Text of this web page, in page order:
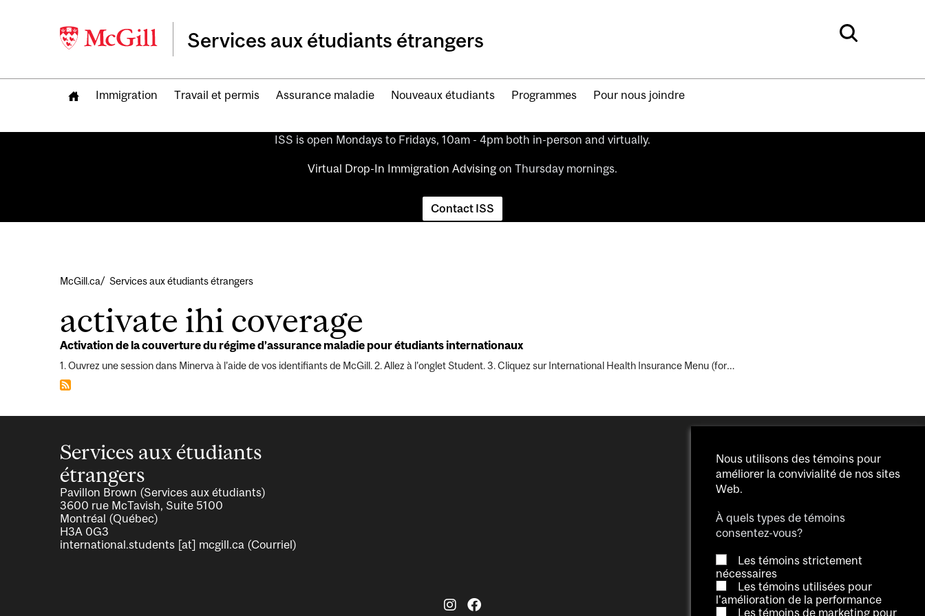
Services aux étudiants étrangers
Immigration Travail et permis Assurance maladie Nouveaux étudiants Programmes Pour nous joindre
ISS is open Mondays to Fridays, 10am - 4pm both in-person and virtually.
Virtual Drop-In Immigration Advising on Thursday mornings.
Contact ISS
Fil
d'Ariane
McGill.ca Services aux étudiants étrangers
activate ihi coverage
Activation de la couverture du régime d’assurance maladie pour étudiants internationaux
1. Ouvrez une session dans Minerva à l’aide de vos identifiants de McGill. 2. Allez à l’onglet Student. 3. Cliquez sur International Health Insurance Menu (for…
Services aux étudiants
étrangers
Pavillon Brown (Services aux étudiants)
3600 rue McTavish, Suite 5100
Montréal (Québec)
H3A 0G3
international.students [at] mcgill.ca (Courriel)
Nous utilisons des témoins pour
améliorer la convivialité de nos sites
Web.
À quels types de témoins
consentez-vous?
Les témoins strictement
nécessaires
Les témoins utilisées pour
l'amélioration de la performance
Les témoins de marketing pour